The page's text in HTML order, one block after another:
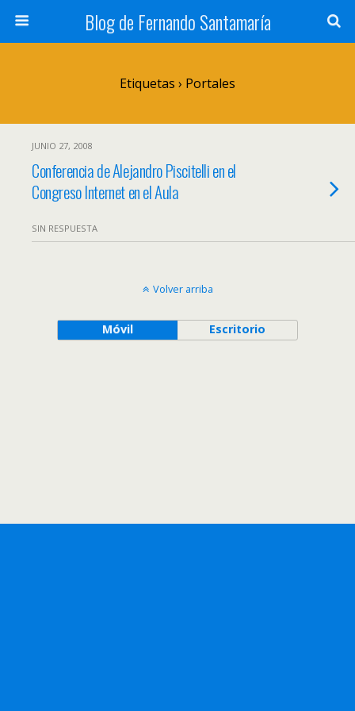
Blog de Fernando Santamaría
Etiquetas › Portales
JUNIO 27, 2008
Conferencia de Alejandro Piscitelli en el
Congreso Internet en el Aula
SIN RESPUESTA
Volver arriba
Móvil Escritorio